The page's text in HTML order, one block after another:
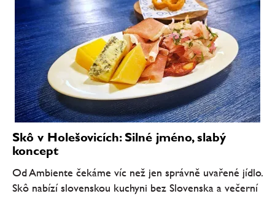
Skô v Holešovicích: Silné jméno, slabý
koncept
Od Ambiente čekáme víc než jen správně uvařené jídlo.
Skô nabízí slovenskou kuchyni bez Slovenska a večerní